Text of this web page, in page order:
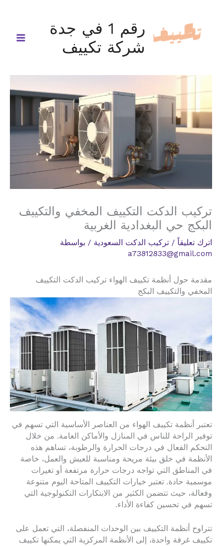
المحتوى
رقم 1 في جدة
شركة تكييف
تركيب الدكت التكييف المخفي والتكييف
البكج حي البغدادية الغربية
اترك تعليقاً / تركيب الدكت السعودية / بواسطة
a73812833@gmail.com
مقدمة حول أنظمة تكييف الهواء تركيب الدكت التكييف
المخفي والتكييف البكج
تعتبر أنظمة تكييف الهواء من العناصر الأساسية التي تسهم في
توفير الراحة للناس في المنازل والأماكن العامة. من خلال
التحكم الفعال في درجات الحرارة والرطوبة، تساهم هذه
الأنظمة في خلق بيئة مريحة ومناسبة للعيش والعمل، خاصة
في المناطق التي تواجه درجات حرارة مرتفعة أو تغيرات
موسمية حادة. تعتبر خيارات التكييف المتاحة اليوم متنوعة
وفعالة، حيث تتضمن الكثير من الابتكارات التكنولوجية التي
تسهم في تحسين كفاءة الأداء.
تتراوح أنظمة التكييف بين الوحدات المنفصلة، التي تعمل على
تكييف غرفة واحدة، إلى الأنظمة المركزية التي يمكنها تكييف